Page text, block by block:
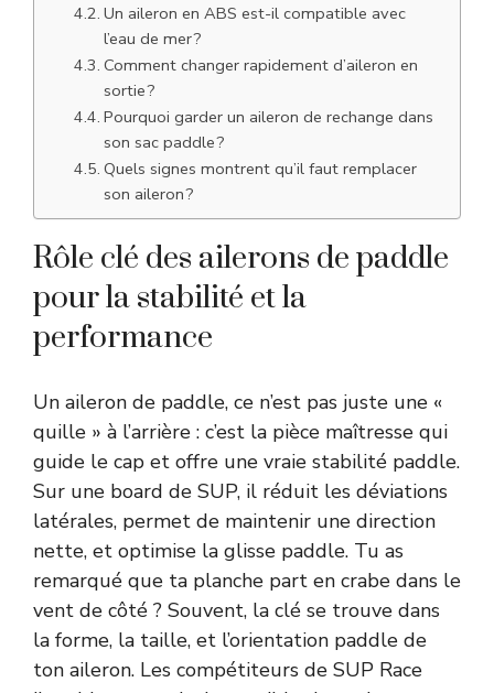
Un aileron en ABS est-il compatible avec
l’eau de mer ?
Comment changer rapidement d’aileron en
sortie ?
Pourquoi garder un aileron de rechange dans
son sac paddle ?
Quels signes montrent qu’il faut remplacer
son aileron ?
Rôle clé des ailerons de paddle
pour la stabilité et la
performance
Un aileron de paddle, ce n’est pas juste une «
quille » à l’arrière : c’est la pièce maîtresse qui
guide le cap et offre une vraie stabilité paddle.
Sur une board de SUP, il réduit les déviations
latérales, permet de maintenir une direction
nette, et optimise la glisse paddle. Tu as
remarqué que ta planche part en crabe dans le
vent de côté ? Souvent, la clé se trouve dans
la forme, la taille, et l’orientation paddle de
ton aileron. Les compétiteurs de SUP Race